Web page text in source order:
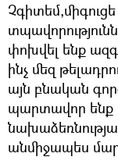
փոխվել ենք
ինչ մեզ
այն բնական
պարտավոր ենք
անմիջապես